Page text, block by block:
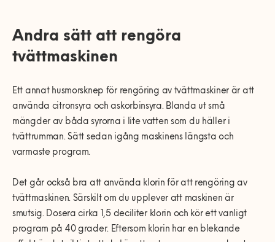
Andra sätt att rengöra
tvättmaskinen
Ett annat husmorsknep för rengöring av tvättmaskiner är att
använda citronsyra och askorbinsyra. Blanda ut små
mängder av båda syrorna i lite vatten som du häller i
tvättrumman. Sätt sedan igång maskinens längsta och
varmaste program.
Det går också bra att använda klorin för att rengöring av
tvättmaskinen. Särskilt om du upplever att maskinen är
smutsig. Dosera cirka 1,5 deciliter klorin och kör ett vanligt
program på 40 grader. Eftersom klorin har en blekande